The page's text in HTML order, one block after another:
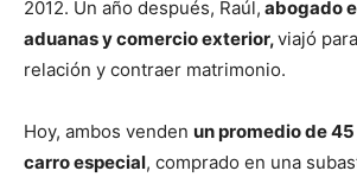
2012. Un año después, Raúl, abogado
aduanas y comercio exterior,viajó
relación y contraer matrimonio.
Hoy, ambos venden un promedio de
carro especial, comprado en una